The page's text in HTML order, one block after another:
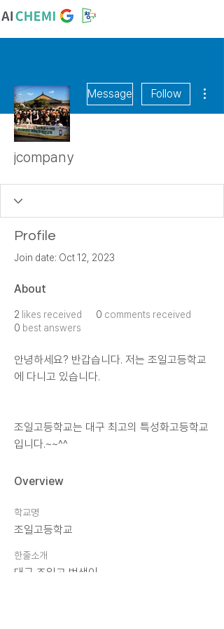
Message Follow
jcompany
Profile
Join date: Oct 12, 2023
About
2 likes received 0 comments received
0 best answers
안녕하세요? 반갑습니다. 저는 조일고등학교
에 다니고 있습니다.
조일고등학교는 대구 최고의 특성화고등학교
입니다.~~^^
Overview
학교명
조일고등학교
한줄소개
대구 조일고 범생이